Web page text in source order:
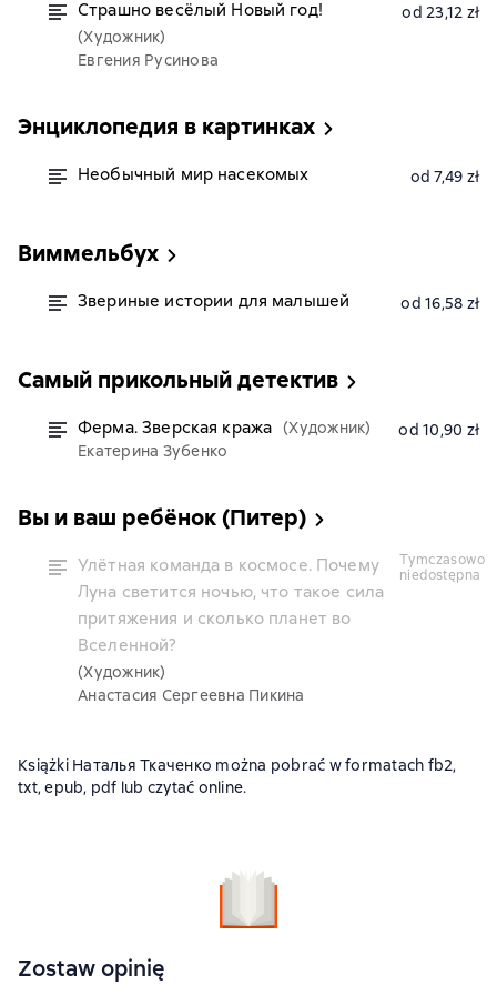
Страшно весёлый Новый год!
(Художник)
Евгения Русинова
od 23,12 zł
Энциклопедия в картинках
Необычный мир насекомых od 7,49 zł
Виммельбух
Звериные истории для малышей od 16,58 zł
Самый прикольный детектив
Ферма. Зверская кража (Художник)
Екатерина Зубенко
od 10,90 zł
Вы и ваш ребёнок (Питер)
Улётная команда в космосе. Почему
Луна светится ночью, что такое сила
притяжения и сколько планет во
Вселенной?
(Художник)
Анастасия Сергеевна Пикина
tymczasowo
niedostępna
Książki Наталья Ткаченко można pobrać w formatach fb2,
txt, epub, pdf lub czytać online.
Zostaw opinię